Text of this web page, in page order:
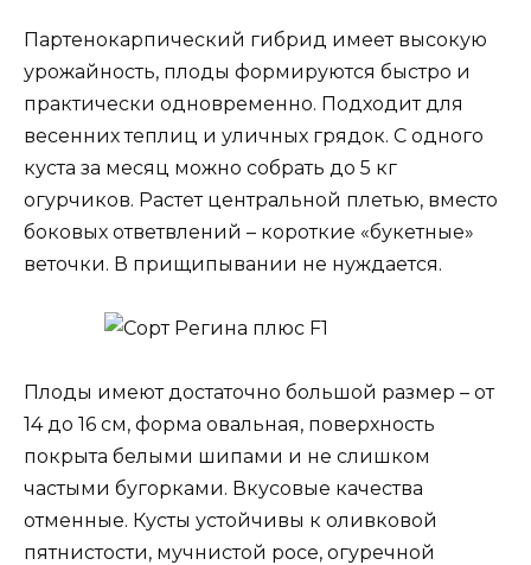
Партенокарпический гибрид имеет высокую
урожайность, плоды формируются быстро и
практически одновременно. Подходит для
весенних теплиц и уличных грядок. С одного
куста за месяц можно собрать до 5 кг
огурчиков. Растет центральной плетью, вместо
боковых ответвлений – короткие «букетные»
веточки. В прищипывании не нуждается.
Плоды имеют достаточно большой размер – от
14 до 16 см, форма овальная, поверхность
покрыта белыми шипами и не слишком
частыми бугорками. Вкусовые качества
отменные. Кусты устойчивы к оливковой
пятнистости, мучнистой росе, огуречной